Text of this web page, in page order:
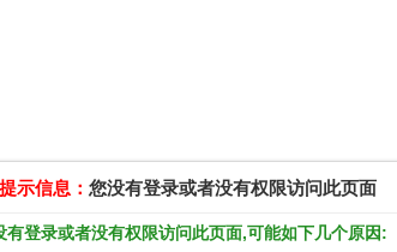
提示信息： 您没有登录或者没有权限访问此页面
有登录或者没有权限访问此页面,可能如下几个原因: